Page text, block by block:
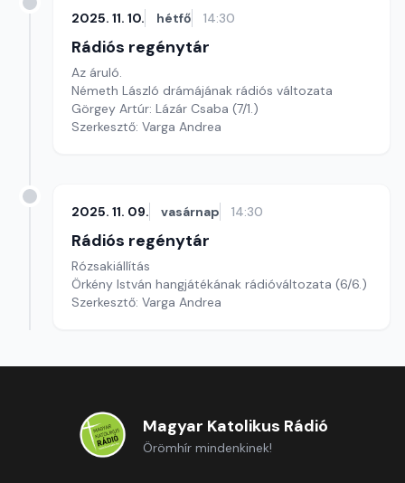
2025. 11. 10. hétfő 14:30
Rádiós regénytár
Az áruló.
Németh László drámájának rádiós változata
Görgey Artúr: Lázár Csaba (7/1.)
Szerkesztő: Varga Andrea
2025. 11. 09. vasárnap 14:30
Rádiós regénytár
Rózsakiállítás
Örkény István hangjátékának rádióváltozata (6/6.)
Szerkesztő: Varga Andrea
Magyar Katolikus Rádió
Örömhír mindenkinek!